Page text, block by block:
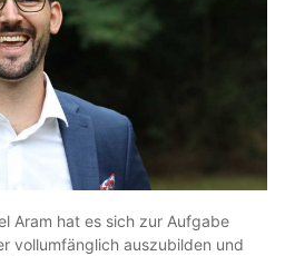
Aram hat es sich zur Aufgabe
vollumfänglich auszubilden und